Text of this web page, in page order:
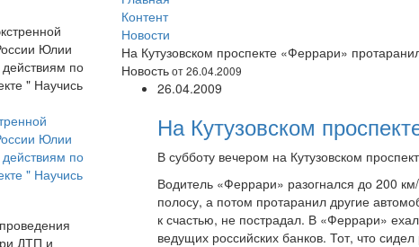
Юлии
по
" Научись
Контент
Новости
На Кутузовском проспекте «Феррари»
Новостьот 26.04.2009
26.04.2009
На Кутузовском
В субботу вечером на Кутузовском
Водитель «Феррари» разогнался до 200
полосу, а потом протаранил другие
к счастью, не пострадал. В «Феррари»
ведущих российских банков. Тот, что